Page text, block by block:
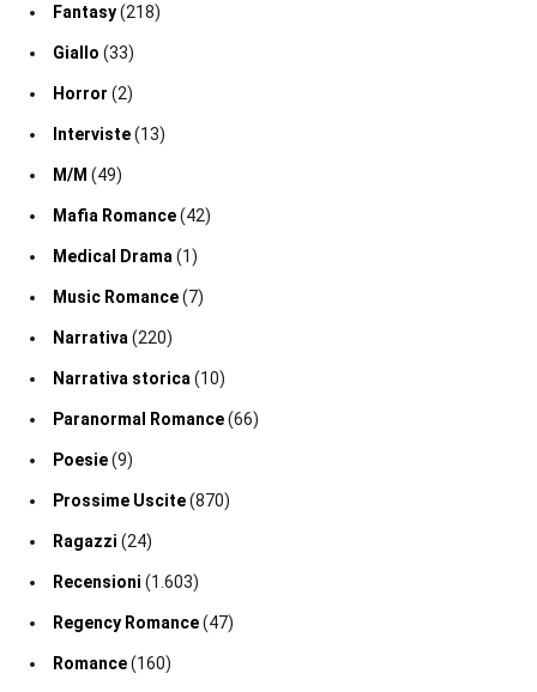
Fantasy(218)
Giallo (33)
Horror (2)
Interviste(13)
M/M (49)
Mafia Romance(42)
Medical Drama (1)
Music Romance(7)
Narrativa (220)
Narrativa storica (10)
Paranormal Romance(66)
Poesie(9)
Prossime Uscite(870)
Ragazzi (24)
Recensioni (1.603)
Regency Romance(47)
Romance(160)